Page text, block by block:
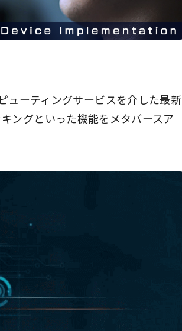
ューティングサービスを介した最新
ングといった機能をメタバースア